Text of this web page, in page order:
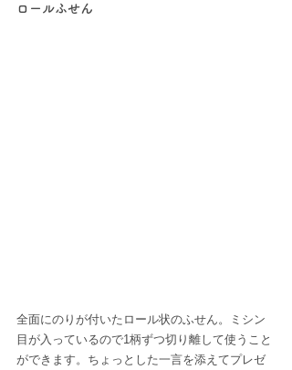
ロールふせん
全面にのりが付いたロール状のふせん。ミシン
目が入っているので1柄ずつ切り離して使うこと
ができます。ちょっとした一言を添えてプレゼ